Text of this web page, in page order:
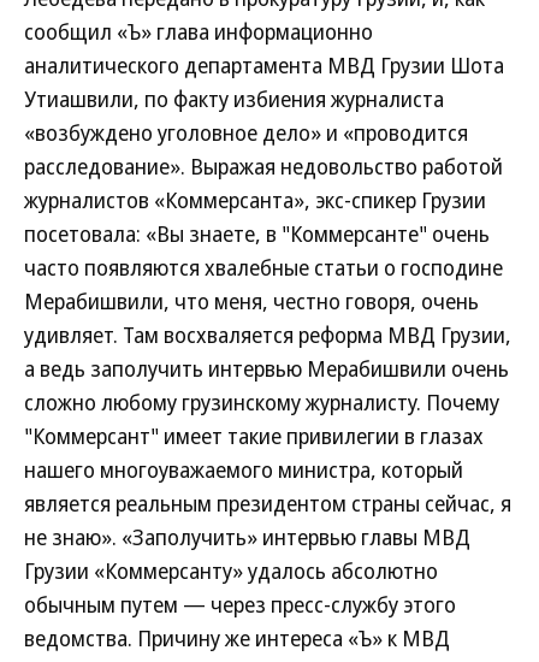
сообщил «Ъ» глава информационно
аналитического департамента МВД Грузии Шота
Утиашвили, по факту избиения журналиста
«возбуждено уголовное дело» и «проводится
расследование». Выражая недовольство работой
журналистов «Коммерсанта», экс-спикер Грузии
посетовала: «Вы знаете, в "Коммерсанте" очень
часто появляются хвалебные статьи о господине
Мерабишвили, что меня, честно говоря, очень
удивляет. Там восхваляется реформа МВД Грузии,
а ведь заполучить интервью Мерабишвили очень
сложно любому грузинскому журналисту. Почему
"Коммерсант" имеет такие привилегии в глазах
нашего многоуважаемого министра, который
является реальным президентом страны сейчас, я
не знаю». «Заполучить» интервью главы МВД
Грузии «Коммерсанту» удалось абсолютно
обычным путем — через пресс-службу этого
ведомства. Причину же интереса «Ъ» к МВД